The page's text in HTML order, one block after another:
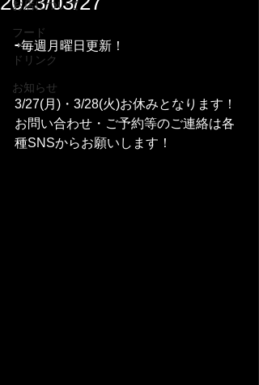
お店について
フード
ドリンク
お知らせ
⇨毎週月曜日更新！
3/27(月)・3/28(火)お休みとなります！
お問い合わせ・ご予約等のご連絡は各
種SNSからお願いします！